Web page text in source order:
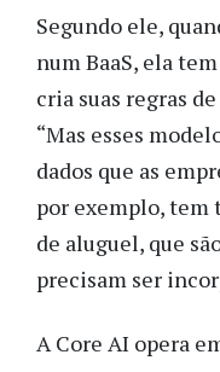
Segundo ele,
num BaaS, ela
cria suas regras
“Mas esses
dados que as
por exemplo, tem
de aluguel, que
precisam ser
A Core AI opera